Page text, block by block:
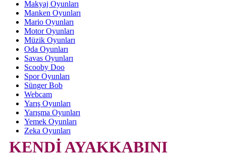
Makyaj Oyunları
Manken Oyunları
Mario Oyunları
Motor Oyunları
Müzik Oyunları
Oda Oyunları
Savas Oyunları
Scooby Doo
Spor Oyunları
Sünger Bob
Webcam
Yarış Oyunları
Yarışma Oyunları
Yemek Oyunları
Zeka Oyunları
KENDİ AYAKKABINI